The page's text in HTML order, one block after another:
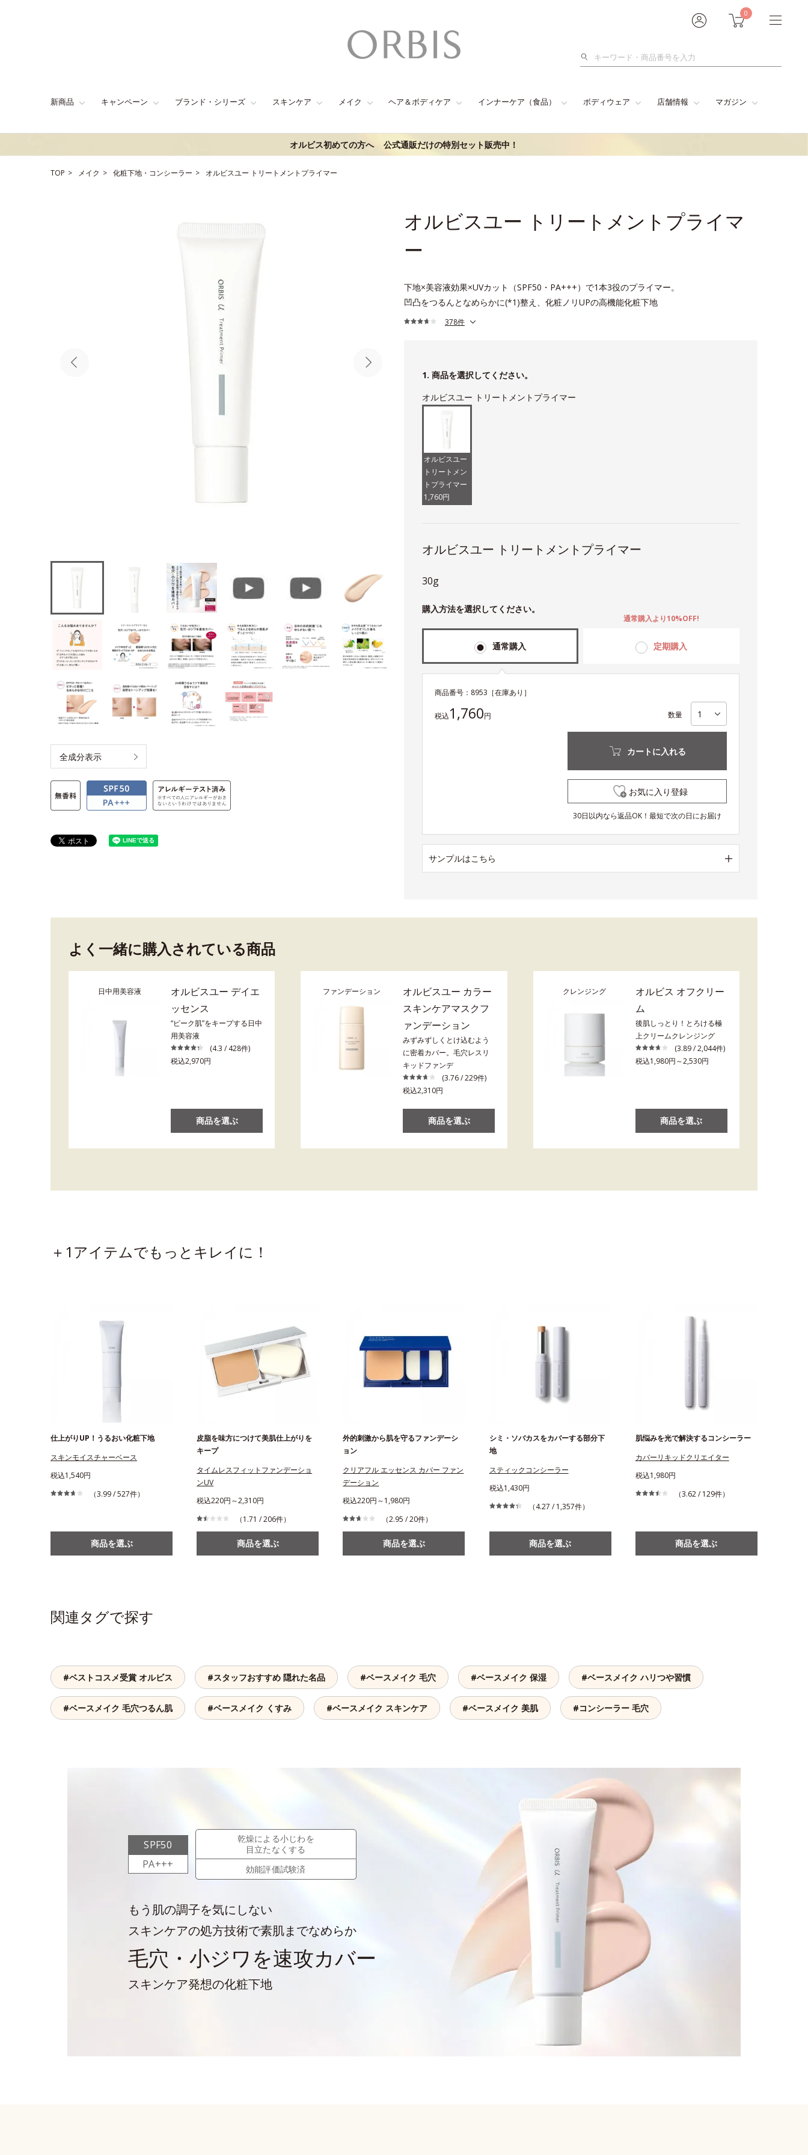
0
検
新商品 キャンペーン ブランド・シリーズ スキンケア メイク ヘア＆ボディケア インナーケア（食品） ボディウェア 店舗情報 マガジン
オルビス初めての方へ 公式通販だけの特別セット販売中！
TOP メイク 化粧下地・コンシーラー オルビスユー トリートメントプライマー
オルビスユー トリートメントプライマ
ー
下地×美容液効果×UVカット（SPF50・PA+++）で1本3役のプライマー。
凹凸をつるんとなめらかに(*1)整え、化粧ノリUPの高機能化粧下地
378件
全成分表示
1. 商品を選択してください。
オルビスユー トリートメントプライマー
オルビスユー
トリートメン
トプライマー
1,760円
オルビスユー トリートメントプライマー
30g
購入方法を選択してください。
通常購入 定期購入
通常購入より10%OFF!
商品番号： 8953 ［在庫あり］
税込1,760円 数量
カートに入れる
お気に入り登録
30日以内なら返品OK！最短で次の日にお届け
サンプルはこちら
よく一緒に購入されている商品
日中用美容液
オルビスユー デイエ
ッセンス
“ピーク肌”をキープする日中
用美容液
(4.3 / 428件)
税込2,970円
商品を選ぶ
ファンデーション
オルビスユー カラー
スキンケアマスクフ
ァンデーション
みずみずしくとけ込むよう
に密着カバー。毛穴レスリ
キッドファンデ
(3.76 / 229件)
税込2,310円
商品を選ぶ
クレンジング
オルビス オフクリー
ム
後肌しっとり！とろける極
上クリームクレンジング
(3.89 / 2,044件)
税込1,980円～2,530円
商品を選ぶ
＋1アイテムでもっとキレイに！
仕上がりUP！うるおい化粧下地
スキンモイスチャーベース
税込1,540円
（3.99 / 527件）
商品を選ぶ
皮脂を味方につけて美肌仕上がりを
キープ
タイムレスフィットファンデーショ
ンUV
税込220円～2,310円
（1.71 / 206件）
商品を選ぶ
外的刺激から肌を守るファンデーシ
ョン
クリアフル エッセンス カバー ファン
デーション
税込220円～1,980円
（2.95 / 20件）
商品を選ぶ
シミ・ソバカスをカバーする部分下
地
スティックコンシーラー
税込1,430円
（4.27 / 1,357件）
商品を選ぶ
肌悩みを光で解決するコンシーラー
カバーリキッドクリエイター
税込1,980円
（3.62 / 129件）
商品を選ぶ
関連タグで探す
#ベストコスメ受賞 オルビス #スタッフおすすめ 隠れた名品 #ベースメイク 毛穴 #ベースメイク 保湿 #ベースメイク ハリつや習慣
#ベースメイク 毛穴つるん肌 #ベースメイク くすみ #ベースメイク スキンケア #ベースメイク 美肌 #コンシーラー 毛穴
SPF50
PA+++
乾燥による小じわを
目立たなくする
効能評価試験済
もう肌の調子を気にしない
スキンケアの処方技術で素肌までなめらか
毛穴・小ジワを速攻カバー
スキンケア発想の化粧下地